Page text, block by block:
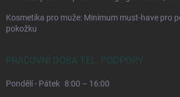
Kosmetika pro muže: Minimum must-have pro
pokožku
PRACOVNÍ DOBA TEL. PODPORY
Pondělí - Pátek 8:00 – 16:00